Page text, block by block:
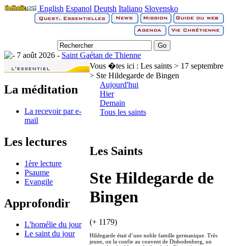
English Espanol Deutsh Italiano Slovensko
7 août 2026 - Saint Gaétan de Thienne
La méditation
La recevoir par e-
mail
Les lectures
1ère lecture
Psaume
Evangile
Approfondir
L'homélie du jour
Le saint du jour
Vous �tes ici : Les saints > 17 septembre
> Ste Hildegarde de Bingen
Aujourd'hui
Hier
Demain
Tous les saints
Les Saints
Ste Hildegarde de
Bingen
(+ 1179)
Hildegarde était d’une noble famille germanique. Très
jeune, on la confie au couvent de Disbodenberg, un